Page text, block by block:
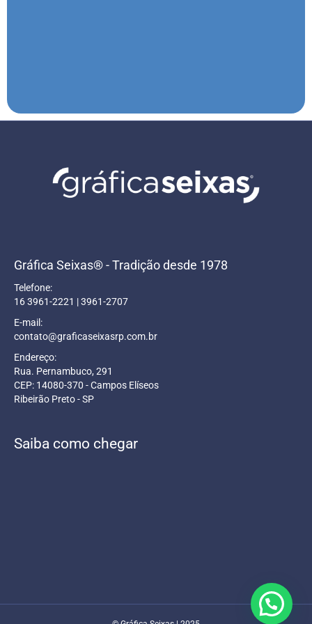
Gráfica Seixas® - Tradição desde 1978
Telefone:
16 3961-2221 | 3961-2707
E-mail:
contato@graficaseixasrp.com.br
Endereço:
Rua. Pernambuco, 291
CEP: 14080-370 - Campos Elíseos
Ribeirão Preto - SP
Saiba como chegar